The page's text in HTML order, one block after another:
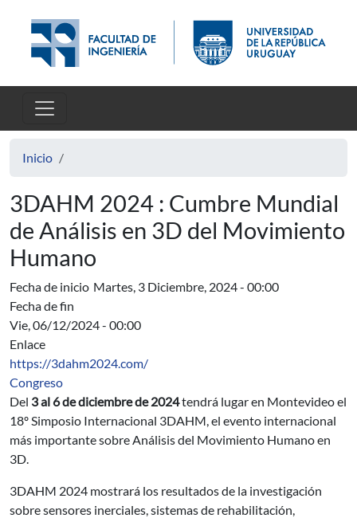
Inicio
3DAHM 2024 : Cumbre Mundial
de Análisis en 3D del Movimiento
Humano
Fecha de inicio Martes, 3 Diciembre, 2024 - 00:00
Fecha de fin
Vie, 06/12/2024 - 00:00
Enlace
https://3dahm2024.com/
Congreso
Del 3 al 6 de diciembre de 2024tendrá lugar en Montevideo el
18º Simposio Internacional 3DAHM, el evento internacional
más importante sobre Análisis del Movimiento Humano en
3D.
3DAHM 2024 mostrará los resultados de la investigación
sobre sensores inerciales, sistemas de rehabilitación,